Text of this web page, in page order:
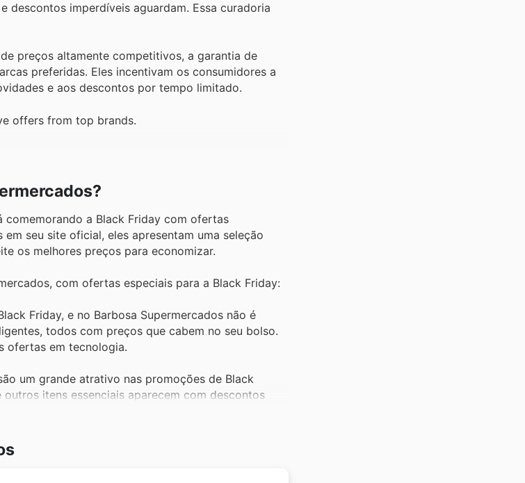
descontos imperdíveis aguardam. Essa curadoria
preços altamente competitivos, a garantia de
preferidas. Eles incentivam os consumidores a
e aos descontos por tempo limitado.
offers from top brands.
comemorando a Black Friday com ofertas
seu site oficial, eles apresentam uma seleção
os melhores preços para economizar.
com ofertas especiais para a Black Friday:
Friday, e no Barbosa Supermercados não é
todos com preços que cabem no seu bolso.
ofertas em tecnologia.
um grande atrativo nas promoções de Black
itens essenciais aparecem com descontos
são um sucesso o ano todo, e na Black
com cortes selecionados e produtos frescos em